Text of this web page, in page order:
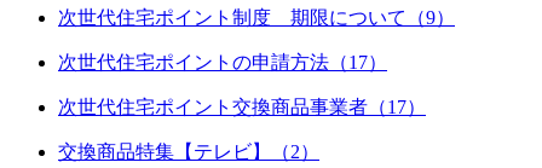
次世代住宅ポイント制度 期限について（9）
次世代住宅ポイントの申請方法（17）
次世代住宅ポイント交換商品事業者（17）
交換商品特集【テレビ】（2）